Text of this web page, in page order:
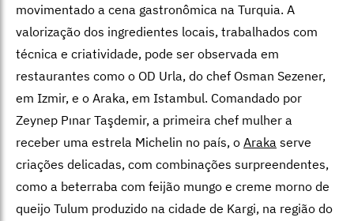
movimentado a cena gastronômica na Turquia. A
valorização dos ingredientes locais, trabalhados com
técnica e criatividade, pode ser observada em
restaurantes como o OD Urla, do chef Osman Sezener,
em Izmir, e o Araka, em Istambul. Comandado por
Zeynep Pınar Taşdemir, a primeira chef mulher a
receber uma estrela Michelin no país, o Araka serve
criações delicadas, com combinações surpreendentes,
como a beterraba com feijão mungo e creme morno de
queijo Tulum produzido na cidade de Kargi, na região do